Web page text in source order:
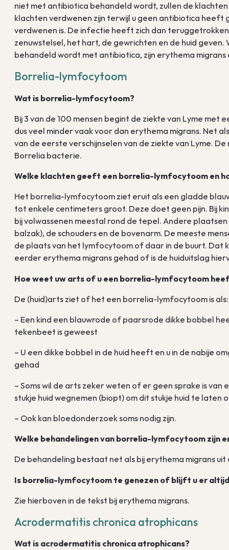
niet met antibiotica behandeld wordt, zullen de
klachten verdwenen zijn terwijl u geen antibiotica
verdwenen is. De infectie heeft zich dan
zenuwstelsel, het hart, de gewrichten en de huid
behandeld wordt met antibiotica, zijn erythema
Borrelia-lymfocytoom
Wat is borrelia-lymfocytoom?
Bij 3 van de 100 mensen begint de ziekte van Lyme
dus veel minder vaak voor dan erythema migrans. Net
van de eerste verschijnselen van de ziekte van Lyme.
Borrelia bacterie.
Welke klachten geeft een borrelia-lymfocytoom en
Het borrelia-lymfocytoom ziet eruit als een gladde
tot enkele centimeters groot. Deze doet geen pijn. Bij
bij volwassenen meestal rond de tepel. Andere
balzak), de schouders en de bovenarm. De meeste
de plaats van het lymfocytoom of daar in de buurt. Dat
eerder erythema migrans gehad of is de huiduitslag
Hoe weet uw arts of u een borrelia-lymfocytoom
De (huid)arts ziet of het een borrelia-lymfocytoom is als:
– Een kind een blauwrode of paarsrode dikke bobbel
tekenbeet is geweest
– U een dikke bobbel in de huid heeft en u in de nabije
gehad
– Soms wil de arts zeker weten of er geen sprake is
stukje huid wegnemen (biopt) om dit stukje huid te laten
– Ook kan bloedonderzoek soms nodig zijn.
Welke behandelingen van borrelia-lymfocytoom zijn
De behandeling bestaat net als bij erythema migrans
Is borrelia-lymfocytoom te genezen of blijft u er altijd
Zie hierboven in de tekst bij erythema migrans.
Acrodermatitis chronica atrophicans
Wat is acrodermatitis chronica atrophicans?